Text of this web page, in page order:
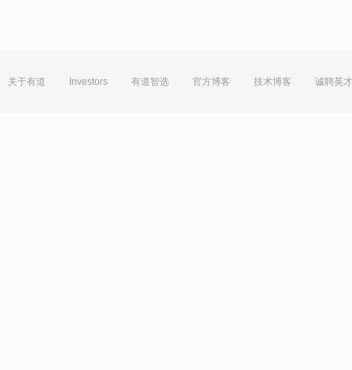
关于有道 Investors 有道智选 官方博客 技术博客 诚聘英才